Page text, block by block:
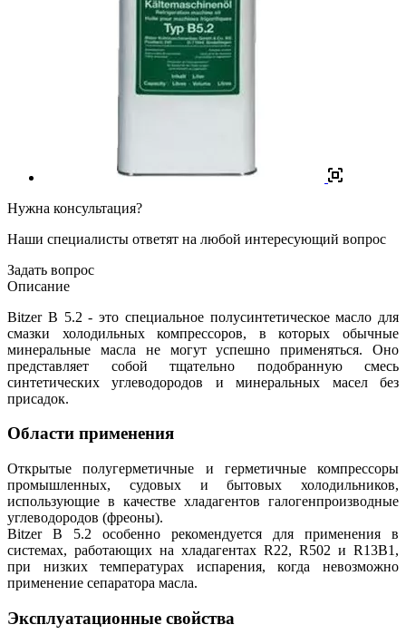
Нужна консультация?
Наши специалисты ответят на любой интересующий вопрос
Задать вопрос
Описание
Bitzer B 5.2 - это специальное полусинтетическое масло для
смазки холодильных компрессоров, в которых обычные
минеральные масла не могут успешно применяться. Оно
представляет собой тщательно подобранную смесь
синтетических углеводородов и минеральных масел без
присадок.
Области применения
Открытые полугерметичные и герметичные компрессоры
промышленных, судовых и бытовых холодильников,
использующие в качестве хладагентов галогенпроизводные
углеводородов (фреоны).
Bitzer B 5.2 особенно рекомендуется для применения в
системах, работающих на хладагентах R22, R502 и R13B1,
при низких температурах испарения, когда невозможно
применение сепаратора масла.
Эксплуатационные свойства